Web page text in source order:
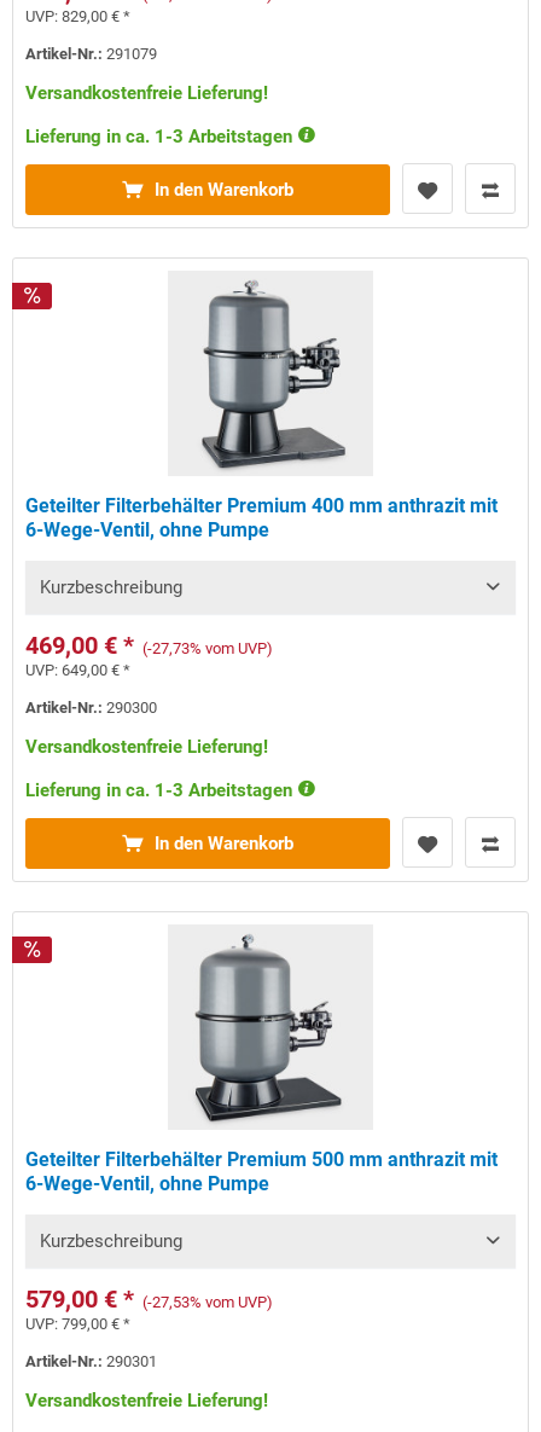
UVP:829,00 € *
Artikel-Nr.:291079
Versandkostenfreie Lieferung!
Lieferung in ca. 1-3 Arbeitstagen
In den Warenkorb
Geteilter Filterbehälter Premium 400 mm anthrazit mit
6-Wege-Ventil, ohne Pumpe
Kurzbeschreibung
469,00 € * (-27,73% vom UVP)
UVP:649,00 € *
Artikel-Nr.:290300
Versandkostenfreie Lieferung!
Lieferung in ca. 1-3 Arbeitstagen
In den Warenkorb
Geteilter Filterbehälter Premium 500 mm anthrazit mit
6-Wege-Ventil, ohne Pumpe
Kurzbeschreibung
579,00 € * (-27,53% vom UVP)
UVP:799,00 € *
Artikel-Nr.:290301
Versandkostenfreie Lieferung!